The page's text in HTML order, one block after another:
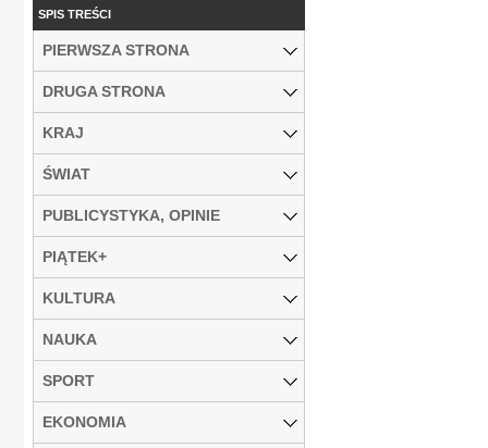
SPIS TREŚCI
PIERWSZA STRONA
DRUGA STRONA
KRAJ
ŚWIAT
PUBLICYSTYKA, OPINIE
PIĄTEK+
KULTURA
NAUKA
SPORT
EKONOMIA